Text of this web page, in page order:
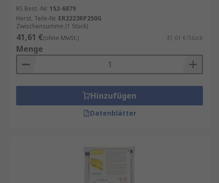
RS Best.-Nr. 152-6879
Herst. Teile-Nr. ER2223RP250G
Zwischensumme (1 Stück)
41,61 €(ohne MwSt.) 41,61 €/Stück
Menge
Hinzufügen
Datenblätter